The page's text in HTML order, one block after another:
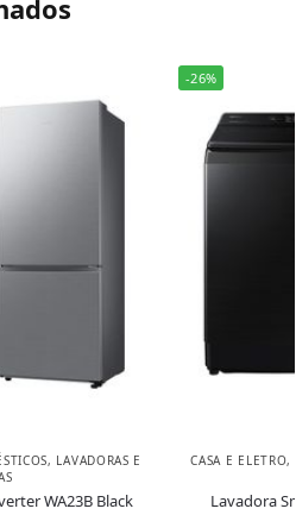
, LAVADORAS E
WA23B Black
-26%
CASA E ELETRO,
Lavadora